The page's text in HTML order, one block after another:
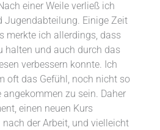
einer Weile verließ ich
Jugendabteilung. Einige Zeit
merkte ich allerdings, dass
halten und auch durch das
verbessern konnte. Ich
oft das Gefühl, noch nicht so
angekommen zu sein. Daher
einen neuen Kurs
der Arbeit, und vielleicht